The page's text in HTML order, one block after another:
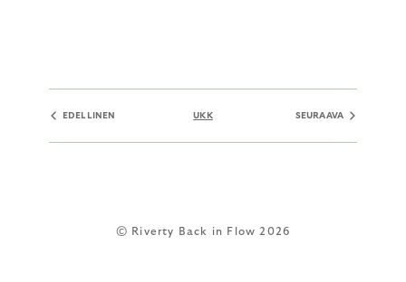
EDELLINEN UKK SEURAAVA
© Riverty Back in Flow 2026